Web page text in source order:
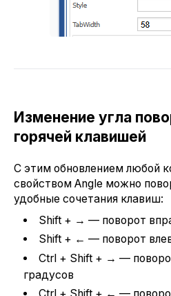
Изменение угла
горячей клавишей
С этим обновлением любой
свойством Angle можно
удобные сочетания клавиш:
Shift + → — поворот
Shift + ← — поворот
Ctrl + Shift + → —
градусов